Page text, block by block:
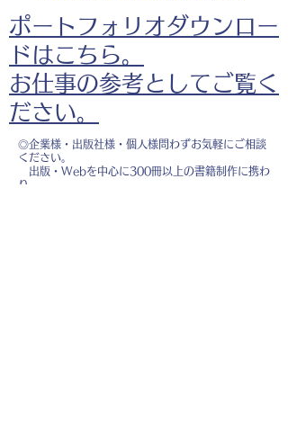
ポートフォリオダウンロー
ドはこちら。
お仕事の参考としてご覧く
ださい。
◎企業様・出版社様・個人様問わずお気軽にご相談
ください。
出版・Webを中心に300冊以上の書籍制作に携わ
り、